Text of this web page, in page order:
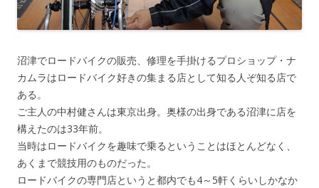
沼津でロードバイクの販売、修理を手掛けるプロショップ・ナ
カムラはロードバイク好きの集まる店として知る人ぞ知る店で
ある。
ご主人の中村健さんは東京出身。奥様の出身である沼津に店を
構えたのは33年前。
当時はロードバイクを趣味で乗るということはほとんどなく、
あくまで競技用のものだった。
ロードバイクの専門店というと都内でも4～5軒くらいしかなか